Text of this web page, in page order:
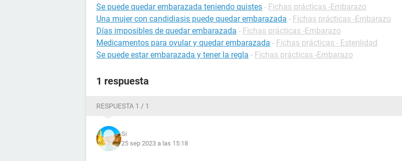
Se puede quedar embarazada teniendo quistes - Fichas prácticas -Embarazo
Una mujer con candidiasis puede quedar embarazada - Fichas prácticas -Embarazo
Días imposibles de quedar embarazada - Fichas prácticas -Embarazo
Medicamentos para ovular y quedar embarazada - Fichas prácticas - Esterilidad
Se puede estar embarazada y tener la regla - Fichas prácticas -Embarazo
1 respuesta
RESPUESTA 1 / 1
Si
25 sep 2023 a las 15:18